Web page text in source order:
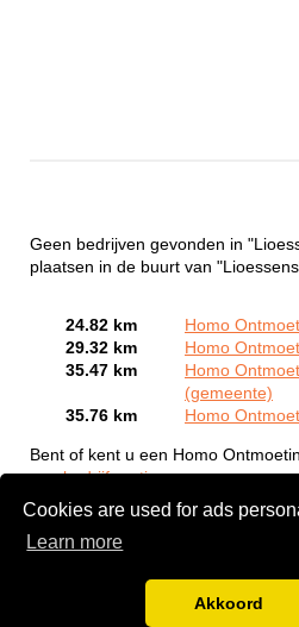
Cookies are used for ads
Learn more
Akkoord
Geen bedrijven gevonden in
plaatsen in de buurt van
24.82 km
Homo
29.32 km
Homo
35.47 km
Homo
(gemeente)
35.76 km
Homo
Bent of kent u een Homo
een bedrijf gratis aan